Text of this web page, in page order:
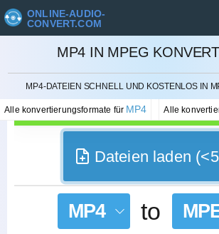
ONLINE-AUDIO-
CONVERT.COM
MP4 IN MPEG
MP4-DATEIEN SCHNELL UND KOSTENLOS IN
Alle konvertierungsformate für MP4 Alle
STORNIEREN
Dateien laden
MP4 to